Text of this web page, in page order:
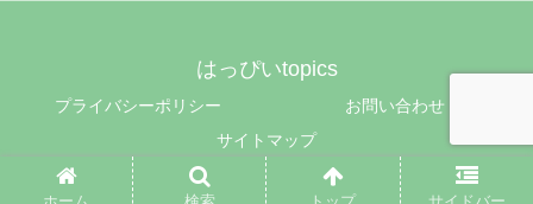
はっぴいtopics
プライバシーポリシー
お問い合わせ
サイトマップ
© 2014 はっぴいtopics.